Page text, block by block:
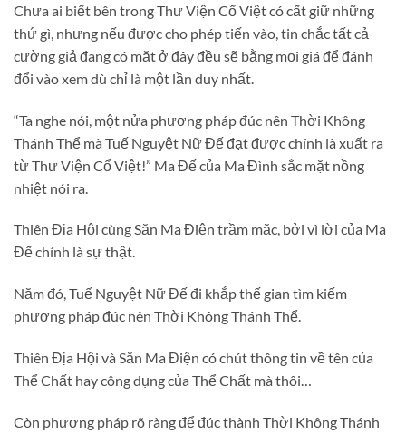
Chưa ai biết bên trong Thư Viện Cổ Việt có cất giữ những
thứ gì, nhưng nếu được cho phép tiến vào, tin chắc tất cả
cường giả đang có mặt ở đây đều sẽ bằng mọi giá để đánh
đổi vào xem dù chỉ là một lần duy nhất.
“Ta nghe nói, một nửa phương pháp đúc nên Thời Không
Thánh Thể mà Tuế Nguyệt Nữ Đế đạt được chính là xuất ra
từ Thư Viện Cổ Việt!” Ma Đế của Ma Đình sắc mặt nồng
nhiệt nói ra.
Thiên Địa Hội cùng Săn Ma Điện trầm mặc, bởi vì lời của Ma
Đế chính là sự thật.
Năm đó, Tuế Nguyệt Nữ Đế đi khắp thế gian tìm kiếm
phương pháp đúc nên Thời Không Thánh Thể.
Thiên Địa Hội và Săn Ma Điện có chút thông tin về tên của
Thể Chất hay công dụng của Thể Chất mà thôi…
Còn phương pháp rõ ràng để đúc thành Thời Không Thánh